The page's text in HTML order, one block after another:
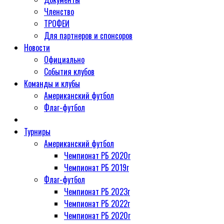
Членство
ТРОФЕИ
Для партнеров и спонсоров
Новости
Официально
События клубов
Команды и клубы
Американский футбол
Флаг-футбол
Турниры
Американский футбол
Чемпионат РБ 2020г
Чемпионат РБ 2019г
Флаг-футбол
Чемпионат РБ 2023г
Чемпионат РБ 2022г
Чемпионат РБ 2020г